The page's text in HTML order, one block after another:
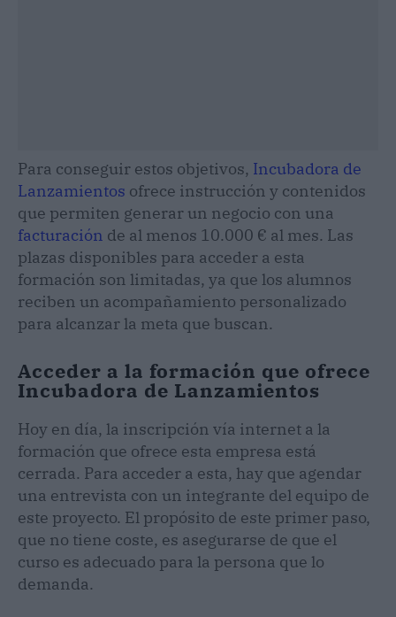
Para conseguir estos objetivos, Incubadora de
Lanzamientos ofrece instrucción y contenidos
que permiten generar un negocio con una
facturación de al menos 10.000 € al mes. Las
plazas disponibles para acceder a esta
formación son limitadas, ya que los alumnos
reciben un acompañamiento personalizado
para alcanzar la meta que buscan.
Acceder a la formación que ofrece
Incubadora de Lanzamientos
Hoy en día, la inscripción vía internet a la
formación que ofrece esta empresa está
cerrada. Para acceder a esta, hay que agendar
una entrevista con un integrante del equipo de
este proyecto. El propósito de este primer paso,
que no tiene coste, es asegurarse de que el
curso es adecuado para la persona que lo
demanda.